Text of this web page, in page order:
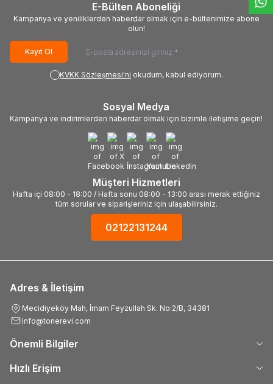
E-Bülten Aboneliği
Kampanya ve yeniliklerden haberdar olmak için e-bültenimize abone
olun!
Kayıt Ol
KVKK Sözleşmesi'ni okudum, kabul ediyorum.
Sosyal Medya
Kampanya ve indirimlerden haberdar olmak için bizimle iletişime geçin!
Müşteri Hizmetleri
Hafta içi 08:00 - 18:00 / Hafta sonu 08:00 - 13:00 arası merak ettiğiniz
tüm sorular ve siparişleriniz için ulaşabilirsiniz.
02122131244
Adres & İletişim
Mecidiyeköy Mah, İmam Feyzullah Sk. No:2/B, 34381
info@tonerevi.com
Önemli Bilgiler
Hızlı Erişim